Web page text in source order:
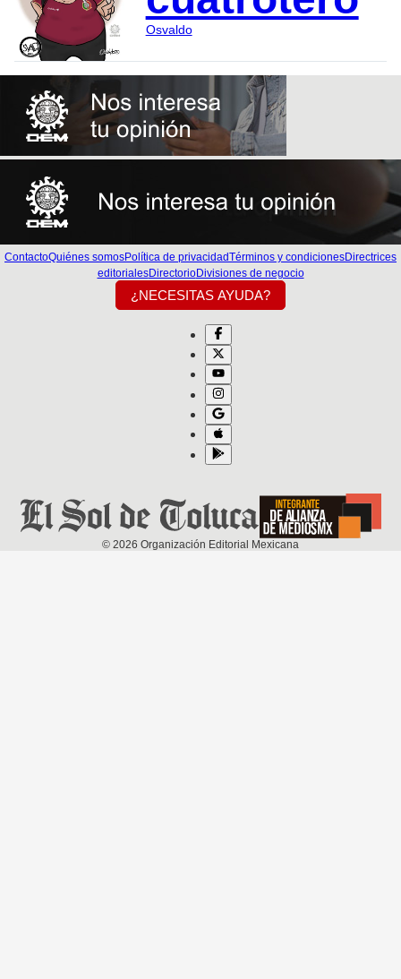
Osvaldo
ContactoQuiénes somosPolítica de privacidadTérminos y condicionesDirectrices
editorialesDirectorioDivisiones de negocio
¿NECESITAS AYUDA?
© 2026 Organización Editorial Mexicana